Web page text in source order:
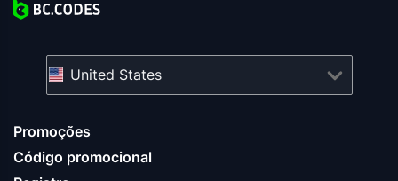
Promoções
Código promocional
United States